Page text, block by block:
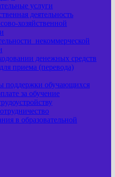
услуги
деятельность
хозяйственной
некоммерческой
денежных средств
приема (перевода)
поддержки обучающихся
за обучение
в образовательной